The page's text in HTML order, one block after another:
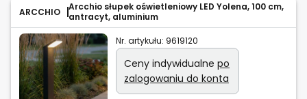
ARCCHIO
Arcchio słupek oświetleniowy LED Yolena, 100 cm,
antracyt, aluminium
Nr. artykułu: 9619120
Ceny indywidualne po
zalogowaniu do konta